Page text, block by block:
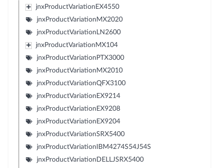
jnxProductVariationEX4550
jnxProductVariationMX2020
jnxProductVariationLN2600
jnxProductVariationMX104
jnxProductVariationPTX3000
jnxProductVariationMX2010
jnxProductVariationQFX3100
jnxProductVariationEX9214
jnxProductVariationEX9208
jnxProductVariationEX9204
jnxProductVariationSRX5400
jnxProductVariationIBM4274S54J54S
jnxProductVariationDELLJSRX5400